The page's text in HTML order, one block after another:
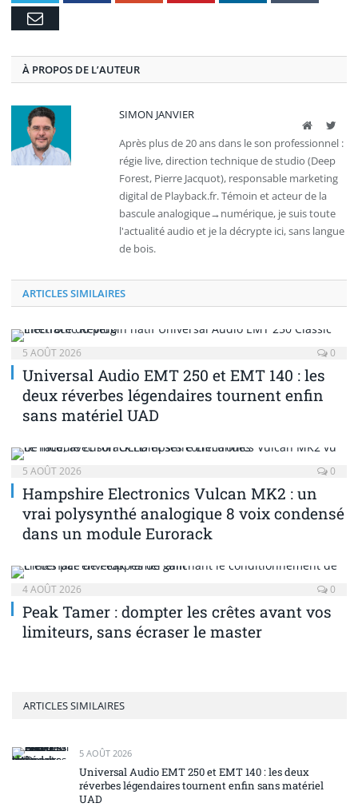
E-
À PROPOS DE L’AUTEUR
SIMON JANVIER
Site
web
Après plus de 20 ans dans le son professionnel :
régie live, direction technique de studio (Deep
Forest, Pierre Jacquot), responsable marketing
digital de Playback.fr. Témoin et acteur de la
bascule analogique→numérique, je suis toute
l'actualité audio et je la décrypte ici, sans langue
de bois.
ARTICLES SIMILAIRES
5 AOÛT 2026 0
Universal Audio EMT 250 et EMT 140 : les
deux réverbes légendaires tournent enfin
sans matériel UAD
5 AOÛT 2026 0
Hampshire Electronics Vulcan MK2 : un
vrai polysynthé analogique 8 voix condensé
dans un module Eurorack
4 AOÛT 2026 0
Peak Tamer : dompter les crêtes avant vos
limiteurs, sans écraser le master
ARTICLES SIMILAIRES
5 AOÛT 2026
Universal Audio EMT 250 et EMT 140 : les deux
réverbes légendaires tournent enfin sans matériel
UAD